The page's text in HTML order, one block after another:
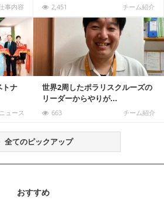
事内容 2,451 チーム紹介
トナ
ニュース
世界2周したポラリスクルーズの
リーダーからやりが...
663 チーム紹介
を読む
全てのピックアップ
おすすめ